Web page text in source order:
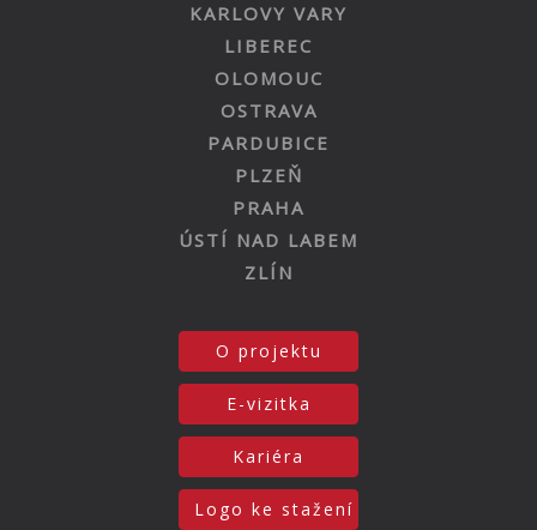
KARLOVY VARY
LIBEREC
OLOMOUC
OSTRAVA
PARDUBICE
PLZEŇ
PRAHA
ÚSTÍ NAD LABEM
ZLÍN
O projektu
E-vizitka
Kariéra
Logo ke stažení